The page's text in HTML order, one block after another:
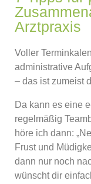
Arztpraxis
Voller
administrative
– das ist zumeist
Da kann es eine
regelmäßig
höre ich dann:
Frust und
dann nur noch
wünscht dir